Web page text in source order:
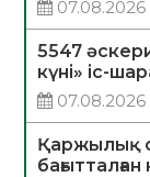
07.08.2026
5547
күні» іс-
07.08.2026
Қаржылық